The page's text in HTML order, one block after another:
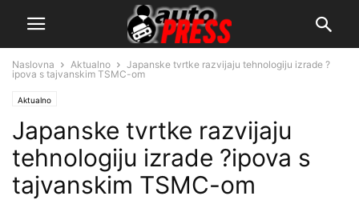
Naslovna Aktualno
Japanske tvrtke razvijaju tehnologiju izrade ?
ipova s tajvanskim TSMC-om
Aktualno
Japanske tvrtke razvijaju
tehnologiju izrade ?ipova s
tajvanskim TSMC-om